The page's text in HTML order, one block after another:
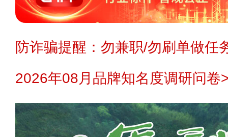
防诈骗提醒：勿兼职/勿刷单做任
2026年08月品牌知名度调研问卷